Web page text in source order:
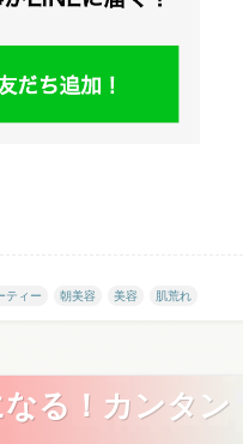
ティー 朝美容 美容 肌荒れ
る！カンタン